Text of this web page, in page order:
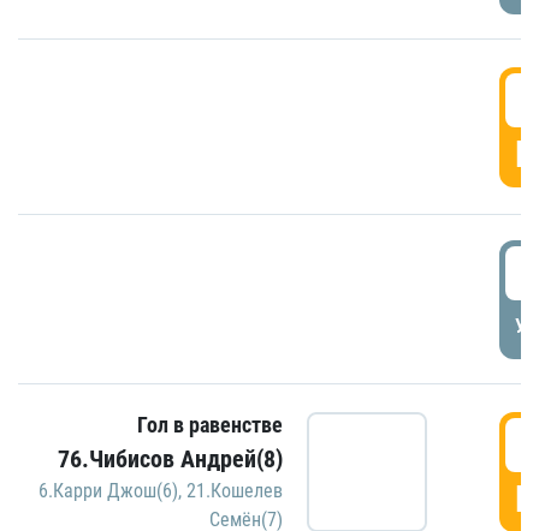
Гол в равенстве
76.Чибисов Андрей(8)
6.Карри Джош(6), 21.Кошелев
Семён(7)